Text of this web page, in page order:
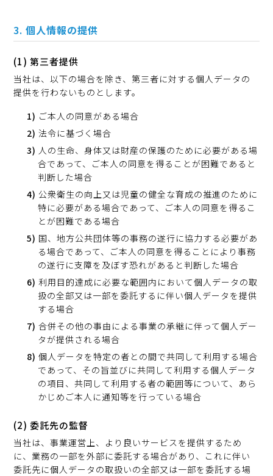
個人情報の提供
(1) 第三者提供
当社は、以下の場合を除き、第三者に対する個人データの
提供を行わないものとします。
ご本人の同意がある場合
法令に基づく場合
人の生命、身体又は財産の保護のために必要がある場
合であって、ご本人の同意を得ることが困難であると
判断した場合
公衆衛生の向上又は児童の健全な育成の推進のために
特に必要がある場合であって、ご本人の同意を得るこ
とが困難である場合
国、地方公共団体等の事務の遂行に協力する必要があ
る場合であって、ご本人の同意を得ることにより事務
の遂行に支障を及ぼす恐れがあると判断した場合
利用目的達成に必要な範囲内において個人データの取
扱の全部又は一部を委託するに伴い個人データを提供
する場合
合併その他の事由による事業の承継に伴って個人デー
タが提供される場合
個人データを特定の者との間で共同して利用する場合
であって、その旨並びに共同して利用する個人データ
の項目、共同して利用する者の範囲等について、あら
かじめご本人に通知等を行っている場合
(2) 委託先の監督
当社は、事業運営上、より良いサービスを提供するため
に、業務の一部を外部に委託する場合があり、これに伴い
委託先に個人データの取扱いの全部又は一部を委託する場